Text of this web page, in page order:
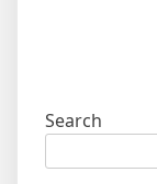
Search